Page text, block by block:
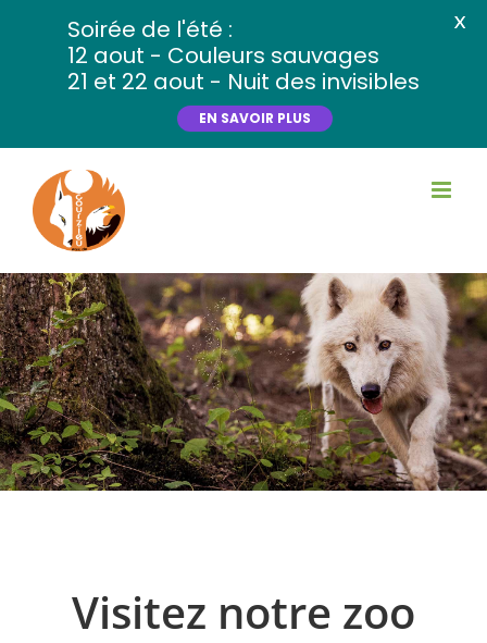
Visitez notre zoo
Soirée de l'été :
12 aout - Couleurs sauvages
21 et 22 aout - Nuit des invisibles
EN SAVOIR PLUS
X